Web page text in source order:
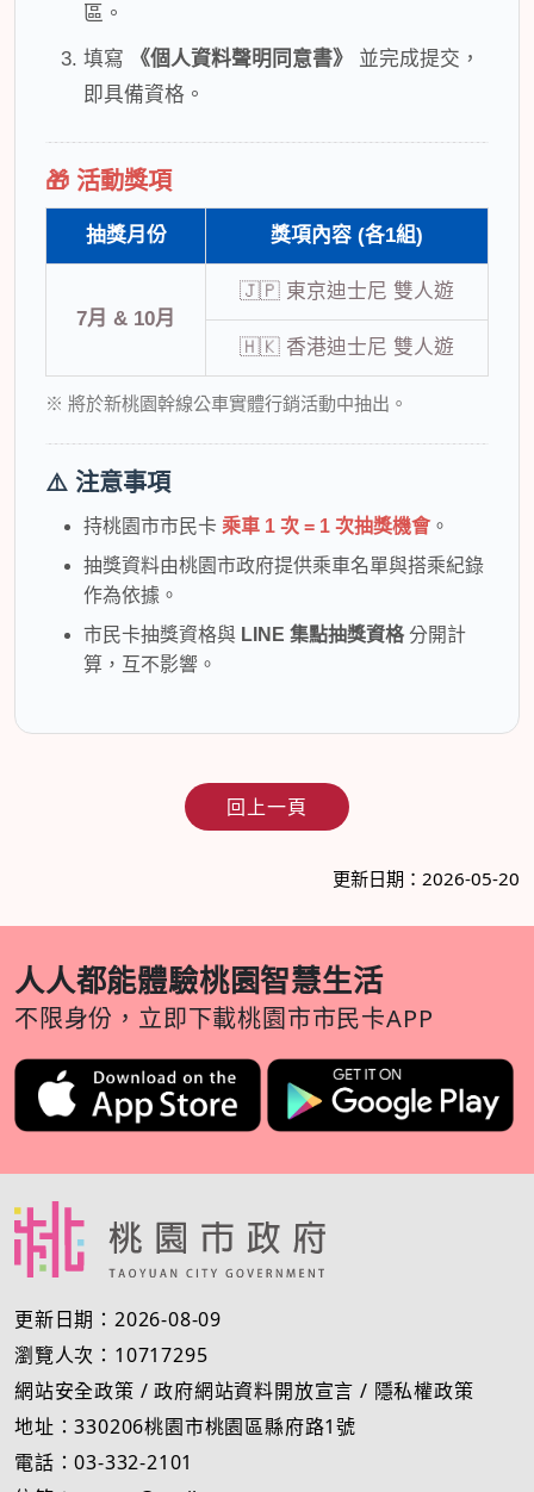
區。
填寫
《個人資料聲明同意書》
並完成提交，
即具備資格。
🎁 活動獎項
抽獎月份 獎項內容 (各1組)
7月 & 10月
🇯🇵 東京迪士尼 雙人遊
🇭🇰 香港迪士尼 雙人遊
※ 將於新桃園幹線公車實體行銷活動中抽出。
⚠️ 注意事項
持桃園市市民卡 乘車 1 次 = 1 次抽獎機會。
抽獎資料由桃園市政府提供乘車名單與搭乘紀錄
作為依據。
市民卡抽獎資格與 LINE 集點抽獎資格 分開計
算，互不影響。
回上一頁
更新日期：2026-05-20
人人都能體驗桃園智慧生活
不限身份，立即下載桃園市市民卡APP
更新日期：2026-08-09
瀏覽人次：10717295
網站安全政策 /政府網站資料開放宣言 / 隱私權政策
地址：330206桃園市桃園區縣府路1號
電話：03-332-2101